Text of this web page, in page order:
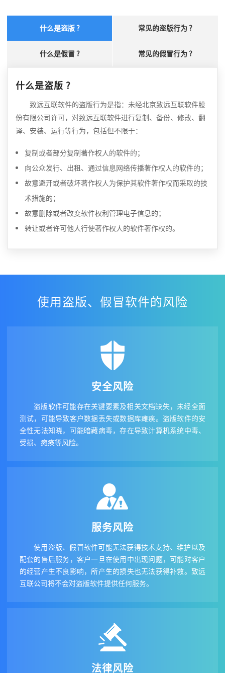
什么是盗版 ? 常见的盗版行为 ?
什么是假冒 ? 常见的假冒行为 ?
什么是盗版 ?
致远互联软件的盗版行为是指：未经北京致远互联软件股
份有限公司许可，对致远互联软件进行复制、备份、修改、翻
译、安装、运行等行为，包括但不限于：
复制或者部分复制著作权人的软件的；
向公众发行、出租、通过信息网络传播著作权人的软件的；
故意避开或者破坏著作权人为保护其软件著作权而采取的技
术措施的；
故意删除或者改变软件权利管理电子信息的；
转让或者许可他人行使著作权人的软件著作权的。
使用盗版、假冒软件的风险
安全风险
盗版软件可能存在关键要素及相关文档缺失，未经全面
测试，可能导致客户数据丢失或数据库瘫痪。盗版软件的安
全性无法知晓，可能暗藏病毒，存在导致计算机系统中毒、
受损、瘫痪等风险。
服务风险
使用盗版、假冒软件可能无法获得技术支持、维护以及
配套的售后服务，客户一旦在使用中出现问题，可能对客户
的经营产生不良影响，所产生的损失也无法获得补救。致远
互联公司将不会对盗版软件提供任何服务。
法律风险